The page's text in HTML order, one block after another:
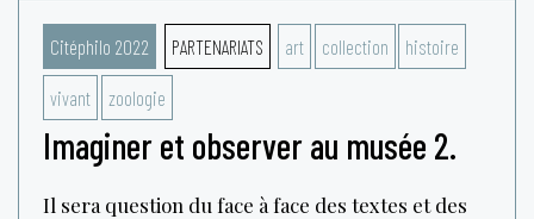
Citéphilo 2022 PARTENARIATS art collection histoire
vivant zoologie
Imaginer et observer au musée 2.
Il sera question du face à face des textes et des